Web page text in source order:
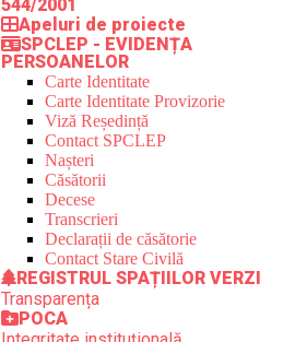
544/2001
Apeluri de proiecte
SPCLEP - EVIDENȚA
PERSOANELOR
Carte Identitate
Carte Identitate Provizorie
Viză Reședință
Contact SPCLEP
Nașteri
Căsătorii
Decese
Transcrieri
Declarații de căsătorie
Contact Stare Civilă
REGISTRUL SPAȚIILOR VERZI
Transparența
POCA